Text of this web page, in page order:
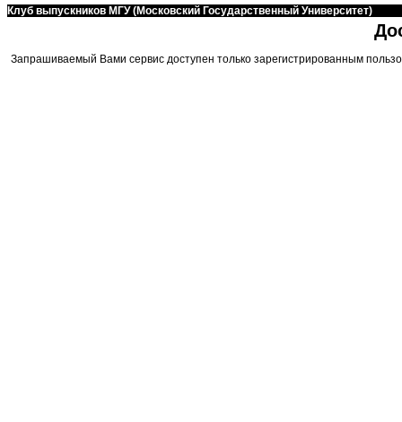
Клуб выпускников МГУ (Московский Государственный Университет)
Запрашиваемый Вами сервис доступен только зарегистрированным